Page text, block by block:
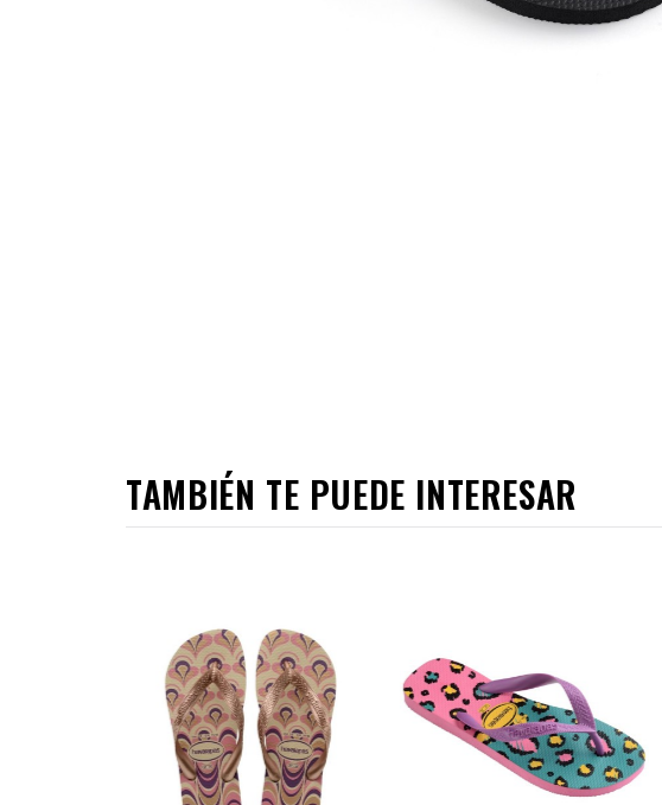
TAMBIÉN TE PUEDE INTERESAR